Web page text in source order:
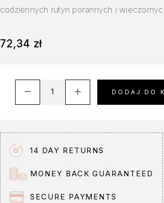
codziennych rutyn porannych i
72,34 zł
DODAJ DO
r
n
a
t
i
v
14 DAY RETURNS
MONEY BACK GUARANTEED
SECURE PAYMENTS